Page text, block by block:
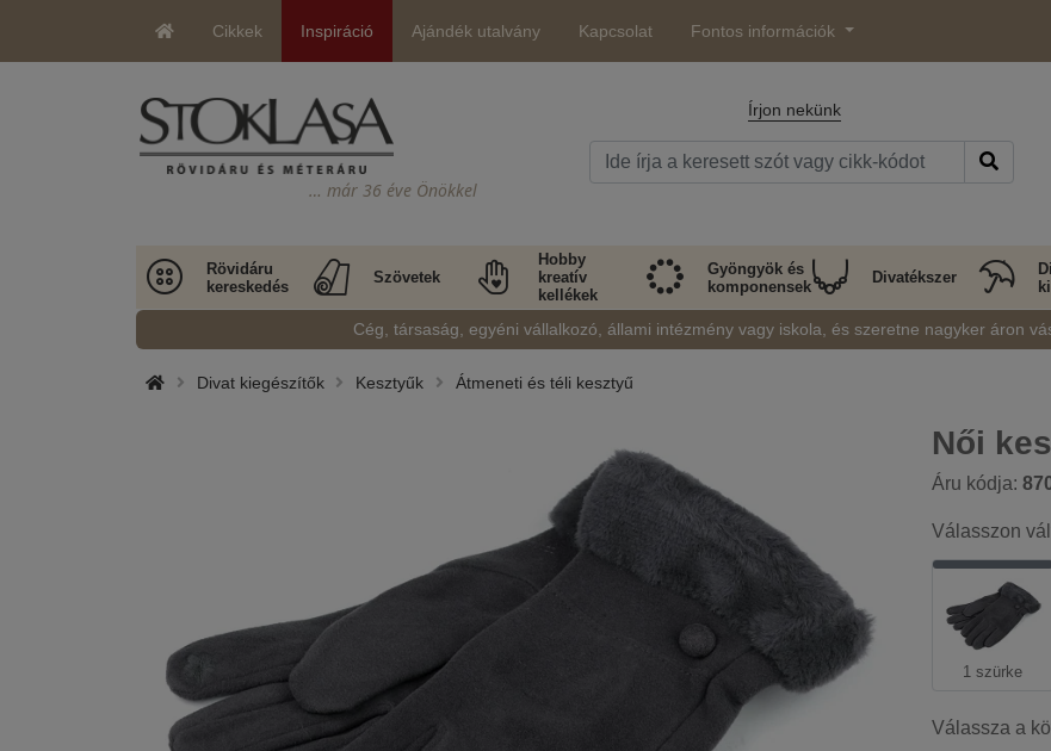
Cikkek Inspiráció Ajándék utalvány Kapcsolat Fontos információk
… már 36 éve Önökkel
Írjon nekünk
Rövidáru
kereskedés
Szövetek
Hobby
kreatív
kellékek
Gyöngyök és
komponensek
Divatékszer
Cég, társaság, egyéni vállalkozó, állami intézmény vagy iskola, és szeretne nagyker áron
Divat kiegészítők Kesztyűk Átmeneti és téli kesztyű
Női
Áru kódja:
Válasszon
1 szürke
Válassza a